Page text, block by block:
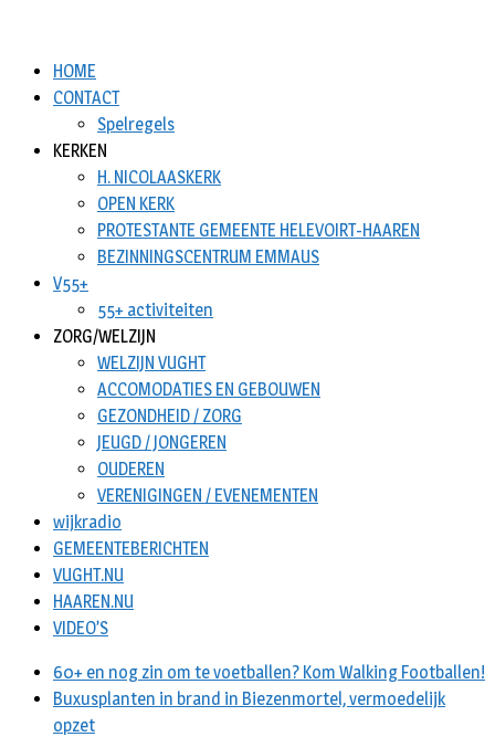
HOME
CONTACT
Spelregels
KERKEN
H. NICOLAASKERK
OPEN KERK
PROTESTANTE GEMEENTE HELEVOIRT-HAAREN
BEZINNINGSCENTRUM EMMAUS
V55+
55+ activiteiten
ZORG/WELZIJN
WELZIJN VUGHT
ACCOMODATIES EN GEBOUWEN
GEZONDHEID / ZORG
JEUGD / JONGEREN
OUDEREN
VERENIGINGEN / EVENEMENTEN
wijkradio
GEMEENTEBERICHTEN
VUGHT.NU
HAAREN.NU
VIDEO’S
60+ en nog zin om te voetballen? Kom Walking Footballen!
Buxusplanten in brand in Biezenmortel, vermoedelijk
opzet